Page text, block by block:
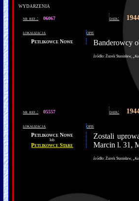
wydarzenia
nr ref.: 06067 data:
lokalizacja opis
Petlikowce Nowe Banderowcy
źródło: Żurek Stanisław, „
nr ref.: 05557 data:
lokalizacja opis
Petlikowce Nowe
lub
Petlikowce Stare
Zostali
Marcin l. 31,
źródło: Żurek Stanisław, „